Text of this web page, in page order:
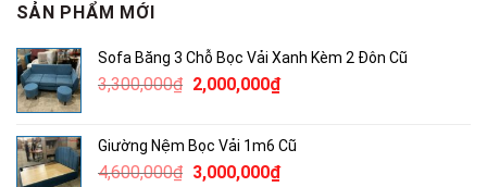
SẢN PHẨM MỚI
Sofa Băng 3 Chỗ Bọc Vải Xanh Kèm 2 Đôn Cũ
3,300,000₫ Giá
3,300,000₫.
2,000,000₫Giá
là:
2,000,000₫.
Giường Nệm Bọc Vải 1m6 Cũ
4,600,000₫ Giá
3,000,000₫Giá